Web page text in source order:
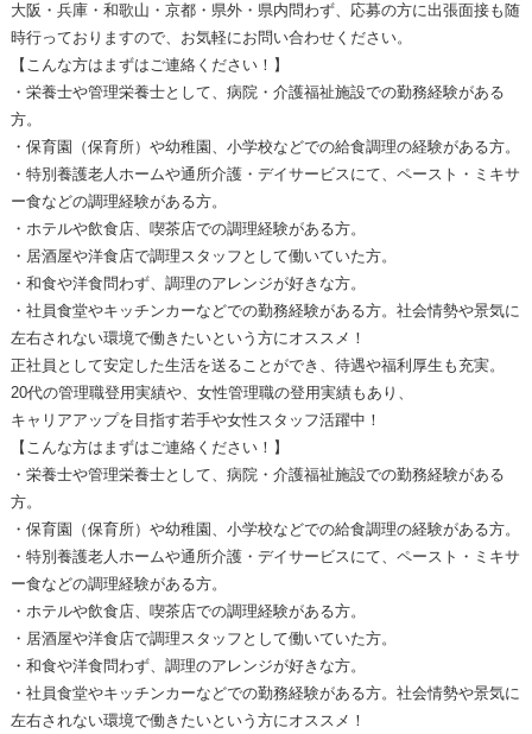
大阪・兵庫・和歌山・京都・県外・県内問わず、応募の方に出張面接も随
時行っておりますので、お気軽にお問い合わせください。
【こんな方はまずはご連絡ください！】
・栄養士や管理栄養士として、病院・介護福祉施設での勤務経験がある
方。
・保育園（保育所）や幼稚園、小学校などでの給食調理の経験がある方。
・特別養護老人ホームや通所介護・デイサービスにて、ペースト・ミキサ
ー食などの調理経験がある方。
・ホテルや飲食店、喫茶店での調理経験がある方。
・居酒屋や洋食店で調理スタッフとして働いていた方。
・和食や洋食問わず、調理のアレンジが好きな方。
・社員食堂やキッチンカーなどでの勤務経験がある方。社会情勢や景気に
左右されない環境で働きたいという方にオススメ！
正社員として安定した生活を送ることができ、待遇や福利厚生も充実。
20代の管理職登用実績や、女性管理職の登用実績もあり、
キャリアアップを目指す若手や女性スタッフ活躍中！
【こんな方はまずはご連絡ください！】
・栄養士や管理栄養士として、病院・介護福祉施設での勤務経験がある
方。
・保育園（保育所）や幼稚園、小学校などでの給食調理の経験がある方。
・特別養護老人ホームや通所介護・デイサービスにて、ペースト・ミキサ
ー食などの調理経験がある方。
・ホテルや飲食店、喫茶店での調理経験がある方。
・居酒屋や洋食店で調理スタッフとして働いていた方。
・和食や洋食問わず、調理のアレンジが好きな方。
・社員食堂やキッチンカーなどでの勤務経験がある方。社会情勢や景気に
左右されない環境で働きたいという方にオススメ！